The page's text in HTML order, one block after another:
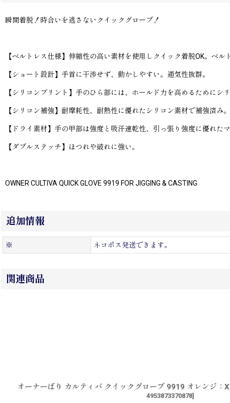
瞬間着脱！時合いを逃さないクイックグローブ！
【ベルトレス仕様】伸縮性の高い素材を使用しクイック着脱OK。ベ
【ショート設計】手首に干渉せず、動かしやすい。通気性抜群。
【シリコンプリント】手のひら部には、ホールド力を高めるためにシ
【シリコン補強】耐摩耗性、耐熱性に優れたシリコン素材で補強済み
【ドライ素材】手の甲部は強度と吸汗速乾性、引っ張り強度に優れた
【ダブルステッチ】ほつれや破れに強い。
OWNER CULTIVA QUICK GLOVE 9919 FOR JIGGING & CASTING
追加情報
※ ネコポス発送できます。
関連商品
オーナーばり カルティバ クイックグローブ 9919 オレンジ：
4953873370878]